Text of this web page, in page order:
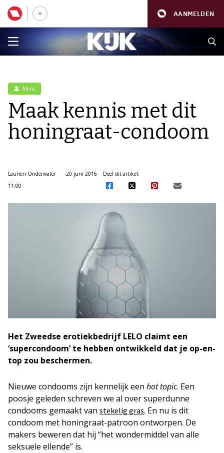
AANMELDEN
Mens
Maak kennis met dit
honingraat-condoom
Laurien Onderwater
20 juni 2016
11:00
Deel dit artikel:
Het Zweedse erotiekbedrijf LELO claimt een
‘supercondoom’ te hebben ontwikkeld dat je op-en-
top zou beschermen.
Nieuwe condooms zijn kennelijk een hot topic. Een
poosje geleden schreven we al over superdunne
condooms gemaakt van stekelig gras. En nu is dit
condoom met honingraat-patroon ontworpen. De
makers beweren dat hij “het wondermiddel van alle
seksuele ellende” is.